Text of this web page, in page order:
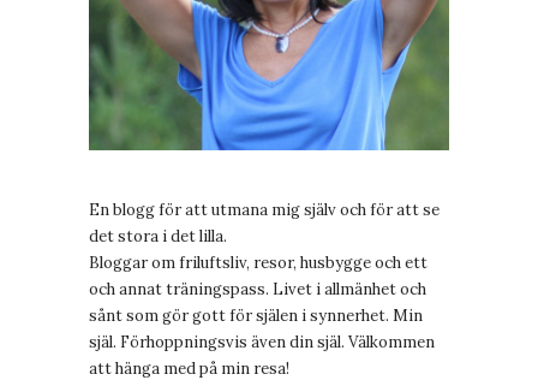
En blogg för att utmana mig själv och för att se
det stora i det lilla.
Bloggar om friluftsliv, resor, husbygge och ett
och annat träningspass. Livet i allmänhet och
sånt som gör gott för själen i synnerhet. Min
själ. Förhoppningsvis även din själ. Välkommen
att hänga med på min resa!